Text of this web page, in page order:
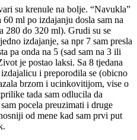
su krenule na bolje. “Navukla”
ml po izdajanju dosla sam na
280 do 320 ml). Grudi su se
izdajanje, sa npr 7 sam presla
pa onda na 5 (sad sam na 3 ili
je postao laksi. Sa 8 tjedana
i preporodila se (obicno
brzom i ucinkovitijom, vise o
tada sam odlucila da
pocela preuzimati i druge
od mene kad sam prvi put